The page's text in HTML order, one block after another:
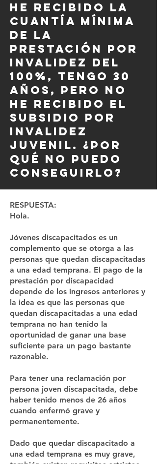
He recibido la
cuantía mínima
de la
prestación por
invalidez del
100%, tengo 30
años, pero no
he recibido el
subsidio por
invalidez
juvenil. ¿Por
qué no puedo
conseguirlo?
RESPUESTA:
Hola.
Jóvenes discapacitados es un
complemento que se otorga a las
personas que quedan discapacitadas
a una edad temprana. El pago de la
prestación por discapacidad
depende de los ingresos anteriores y
la idea es que las personas que
quedan discapacitadas a una edad
temprana no han tenido la
oportunidad de ganar una base
suficiente para un pago bastante
razonable.
Para tener una reclamación por
persona joven discapacitada, debe
haber tenido menos de 26 años
cuando enfermó grave y
permanentemente.
Dado que quedar discapacitado a
una edad temprana es muy grave,